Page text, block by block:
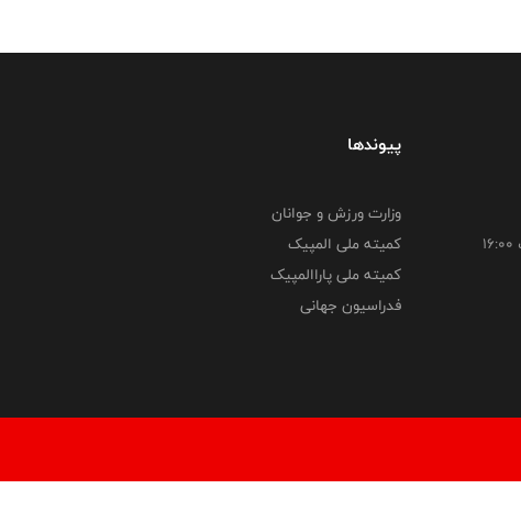
پیوندها
وزارت ورزش و جوانان
کمیته ملی المپیک
کمیته ملی پاراالمپیک
فدراسیون جهانی